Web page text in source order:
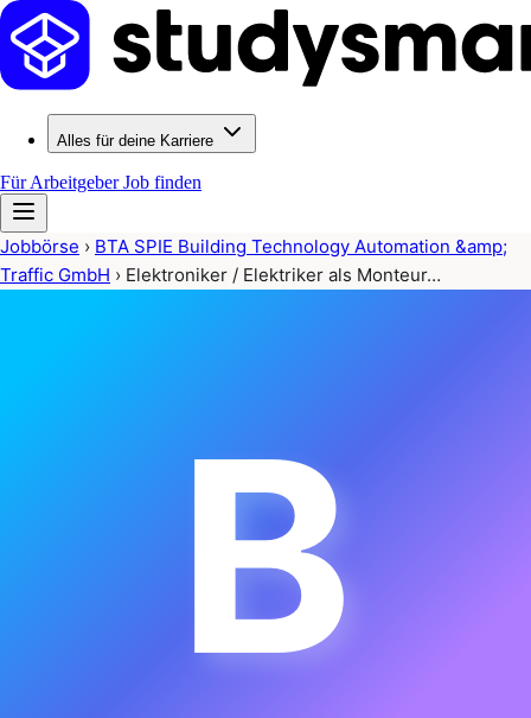
Alles für deine Karriere
Für ArbeitgeberJob finden
Jobbörse › BTA SPIE Building Technology Automation &amp;
Traffic GmbH › Elektroniker / Elektriker als Monteur…
B